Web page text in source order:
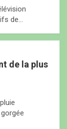
de…
de la plus